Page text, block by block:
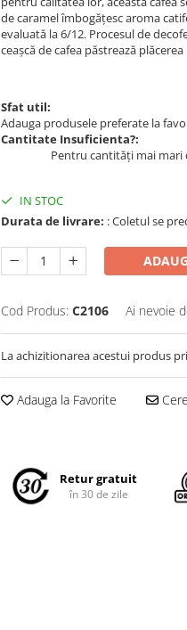
de caramel îmbogățesc aroma
evaluată la 6/12. Procesul de
ceașcă de cafea păstrează
Sfat util:
Adauga produsele preferate la
Cantitate Insuficienta?:
Pentru cantități mai mari
IN STOC
Durata de livrare: : Coletul se
Cod Produs: C2106 Ai nevoie
La achizitionarea acestui produs
Adauga la Favorite
Retur gratuit
în 30 de zile